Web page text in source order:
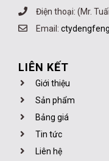
Điện thoại: (Mr.
Email:
LIÊN KẾT
Giới thiệu
Sản phẩm
Bảng giá
Tin tức
Liên hệ